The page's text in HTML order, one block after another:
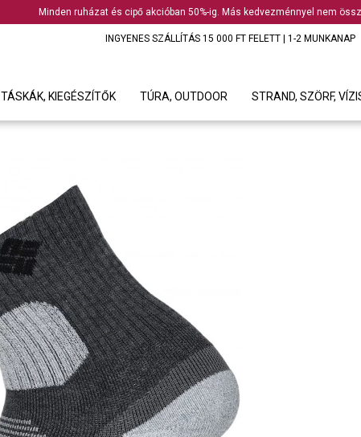
Minden ruházat és cipő akcióban 50%-ig. Más kedvezménnyel nem
INGYENES SZÁLLÍTÁS 15 000 FT FELETT | 1-2 MUNKANAP
TÁSKÁK, KIEGÉSZÍTŐK TÚRA, OUTDOOR STRAND, SZÖRF,